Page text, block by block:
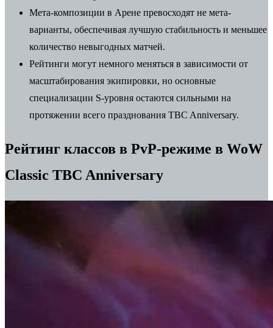
Мета-композиции в Арене превосходят не мета-
варианты, обеспечивая лучшую стабильность и меньшее
количество невыгодных матчей.
Рейтинги могут немного меняться в зависимости от
масштабирования экипировки, но основные
специализации S-уровня остаются сильными на
протяжении всего празднования TBC Anniversary.
Рейтинг классов в PvP-режиме в WoW
Classic TBC Anniversary